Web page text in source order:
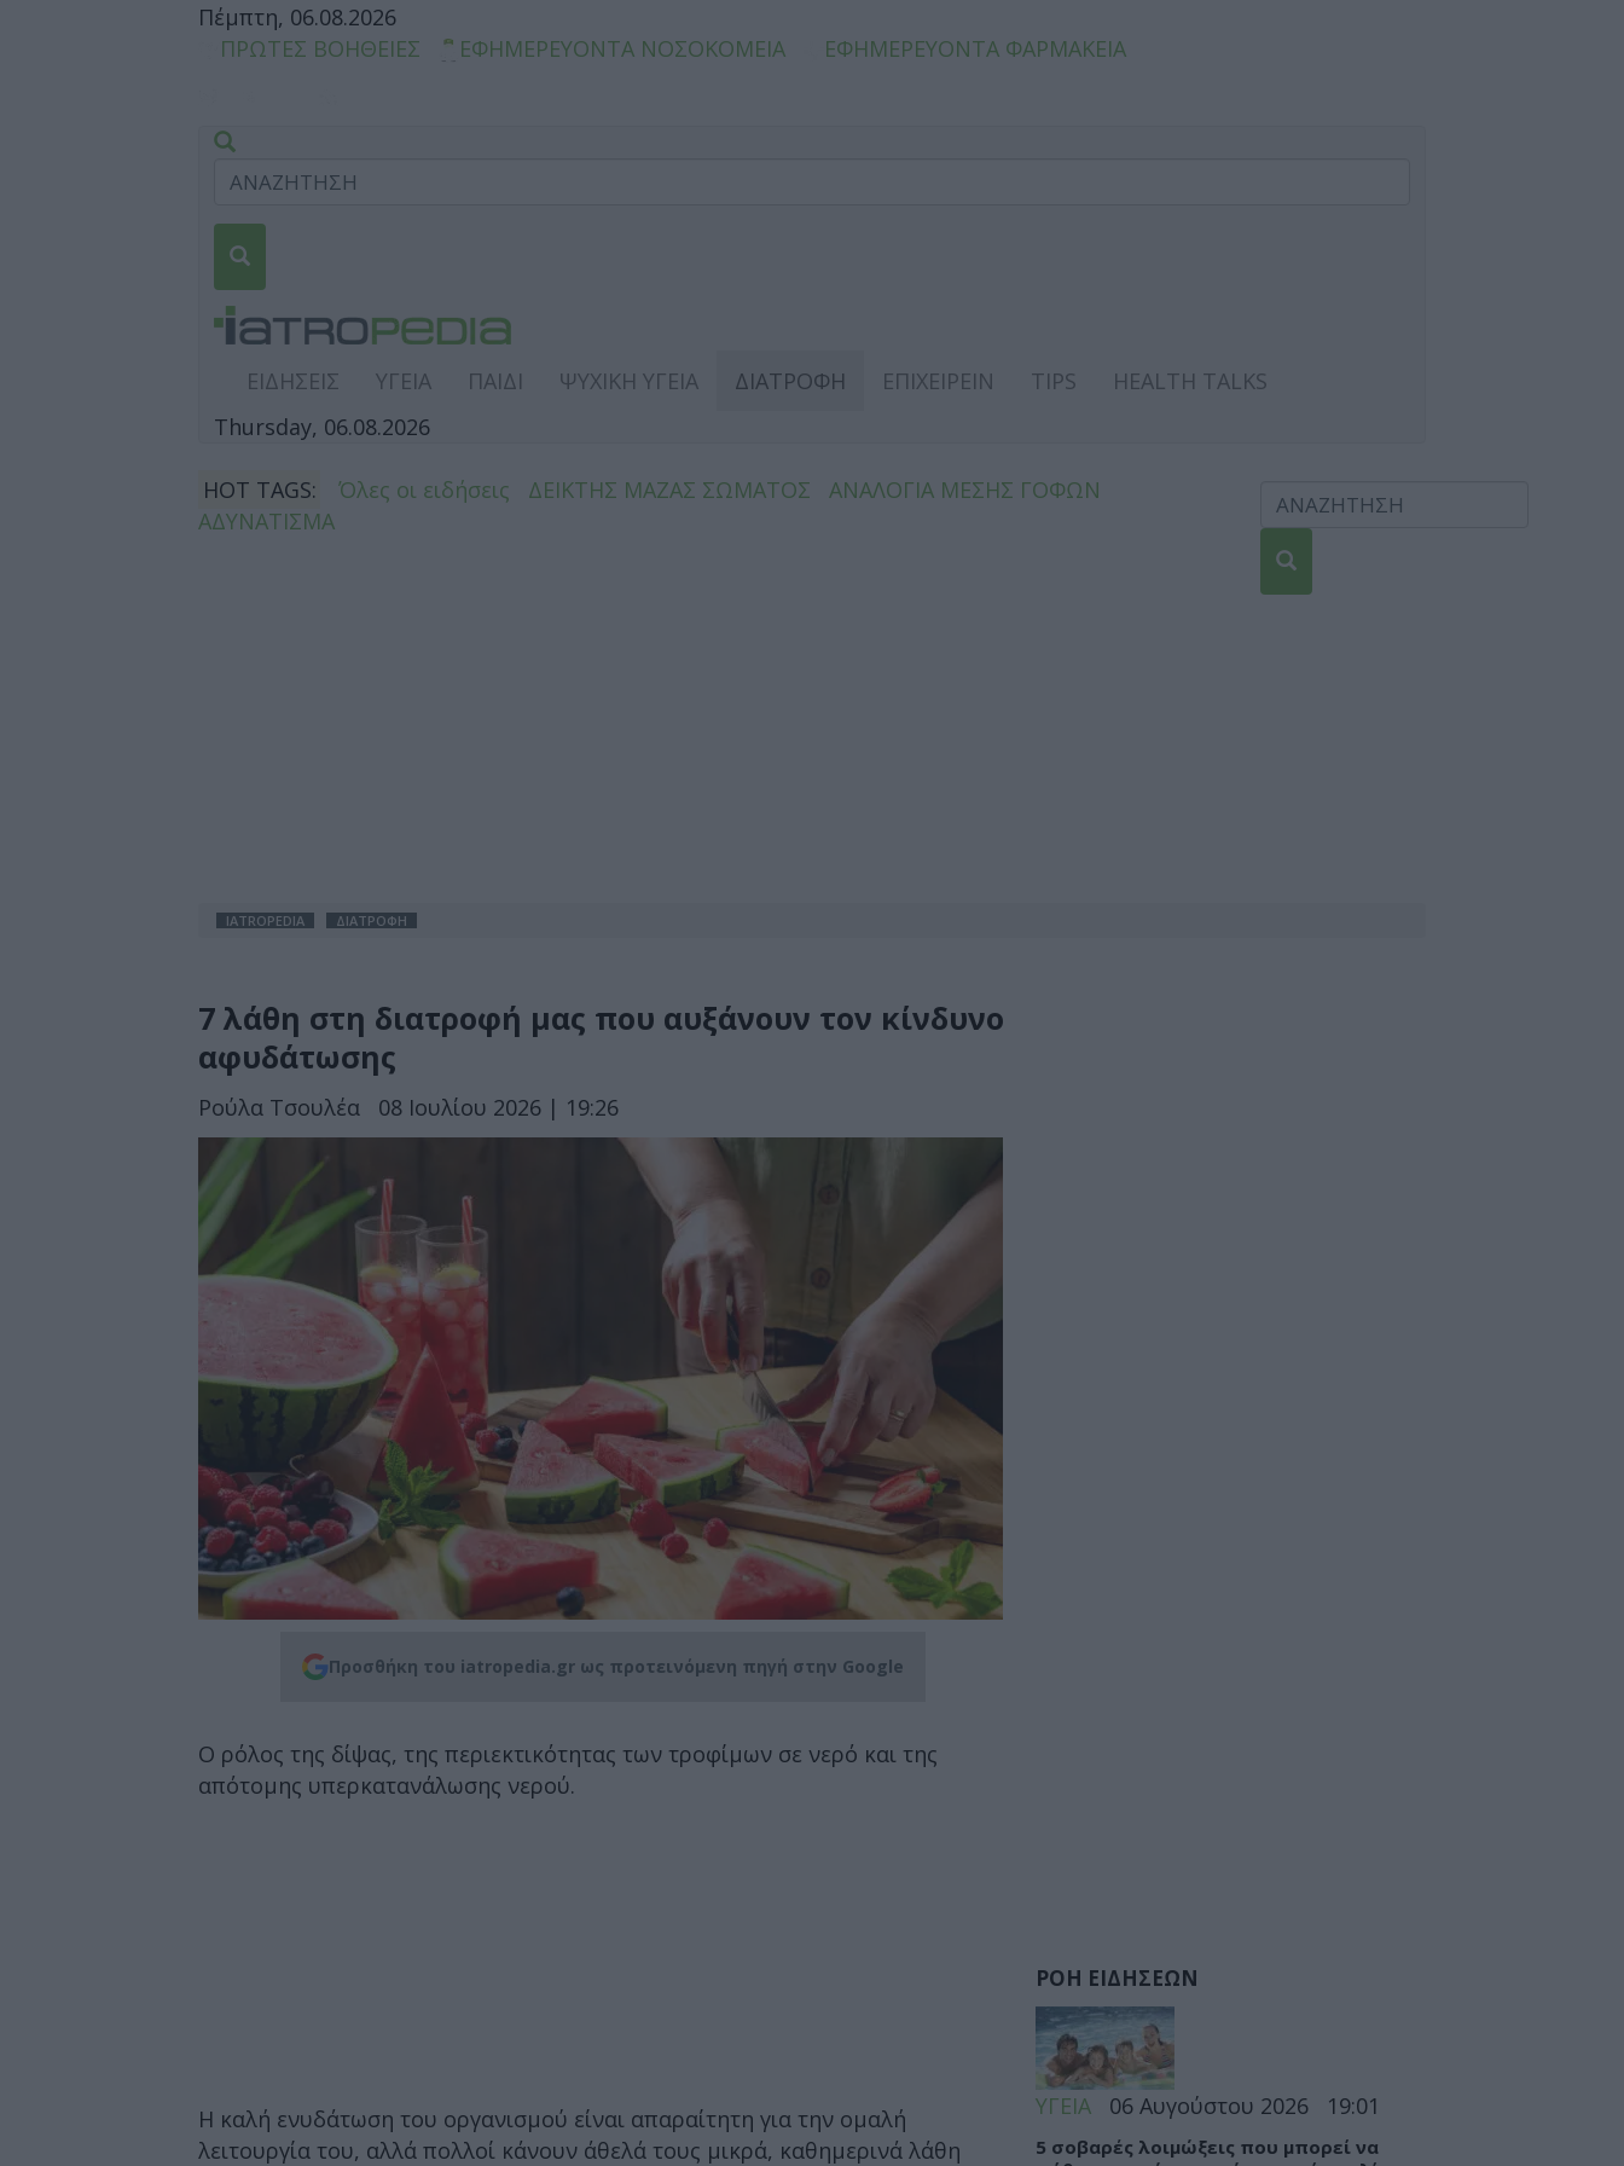
Πέμπτη, 06.08.2026
ΠΡΩΤΕΣ ΒΟΗΘΕΙΕΣ
ΕΦΗΜΕΡΕΥΟΝΤΑ ΝΟΣΟΚΟΜΕΙΑ ΕΦΗΜΕΡΕΥΟΝΤΑ ΦΑΡΜΑΚΕΙΑ
ΕΙΔΗΣΕΙΣ ΥΓΕΙΑ ΠΑΙΔΙ ΨΥΧΙΚΗ ΥΓΕΙΑ ΔΙΑΤΡΟΦΗ ΕΠΙΧΕΙΡΕΙΝ TIPS
HEALTH TALKS
Thursday, 06.08.2026
HOT TAGS: Όλες οι ειδήσεις ΔΕΙΚΤΗΣ ΜΑΖΑΣ ΣΩΜΑΤΟΣ
ΑΝΑΛΟΓΙΑ ΜΕΣΗΣ ΓΟΦΩΝ
ΑΔΥΝΑΤΙΣΜΑ
IATROPEDIA ΔΙΑΤΡΟΦΗ
7 λάθη στη διατροφή μας που αυξάνουν τον κίνδυνο
αφυδάτωσης
Ρούλα Τσουλέα 08 Ιουλίου 2026 | 19:26
Προσθήκη του iatropedia.gr ως προτεινόμενη πηγή στην Google
Ο ρόλος της δίψας, της περιεκτικότητας των τροφίμων σε νερό και της
απότομης υπερκατανάλωσης νερού.
Η καλή ενυδάτωση του οργανισμού είναι απαραίτητη για την ομαλή
λειτουργία του, αλλά πολλοί κάνουν άθελά τους μικρά, καθημερινά λάθη
ΡΟΗ ΕΙΔΗΣΕΩΝ
ΥΓΕΙΑ 06 Αυγούστου 2026 19:01
5 σοβαρές λοιμώξεις που μπορεί να